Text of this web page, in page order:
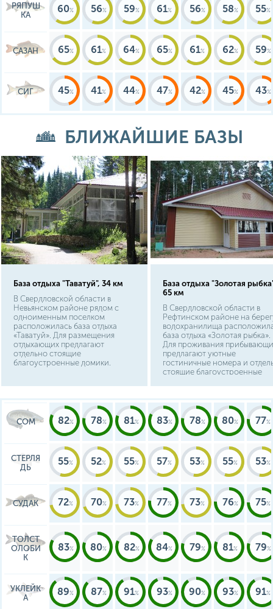
РЯПУШ
КА
60 56 59 61 56 58 55
САЗАН 65 61 64 65 61 62 59
СИГ 45 41 44 47 42 45 43
БЛИЖАЙШИЕ БАЗЫ
База отдыха "Таватуй", 34 км
В Свердловской области в
Невьянском районе рядом с
одноименным поселком
расположилась база отдыха
«Таватуй». Для размещения
отдыхающих предлагают
отдельно стоящие
благоустроенные домики.
База отдыха "Золотая
65 км
В Свердловской области в
Рефтинском районе на
водохранилища
база отдыха «Золотая рыбка».
Для проживания
предлагают уютные
гостиничные номера и
стоящие благоустроенные
СОМ 82 78 81 83 78 80 77
СТЕРЛЯ
ДЬ
55 52 55 57 53 55 53
СУДАК 72 70 73 77 73 76 75
ТОЛСТ
ОЛОБИ
К
83 80 82 84 79 81 79
УКЛЕЙК
А
89 87 91 93 90 93 91